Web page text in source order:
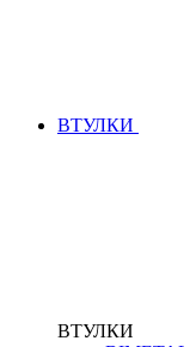
ВТУЛКИ
ВТУЛКИ